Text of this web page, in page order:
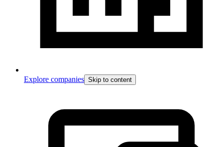
Explore companies Skip to content